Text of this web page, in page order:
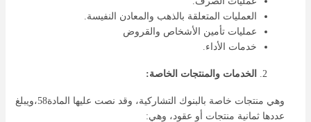
العمليات المتعلقة بالذهب والمعادن النفيسة.
عمليات تأمين الأشخاص والقروض
خدمات الأداء.
الخدمات والمنتجات الخاصة:
وهي منتجات خاصة بالبنوك التشاركية، وقد نصت عليها المادة58،ويبلغ
عددها ثمانية منتجات أو عقود، وهي: